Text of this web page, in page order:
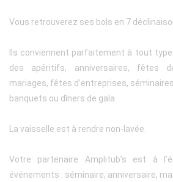
Vous retrouverez ses bols en 7
Ils conviennent parfaitement à tout
des apéritifs, anniversaires, fêtes
mariages, fêtes d’entreprises,
banquets ou dîners de gala.
La vaisselle est à rendre non-lavée.
Votre partenaire Amplitub’s est à
événements : séminaire, anniversaire,